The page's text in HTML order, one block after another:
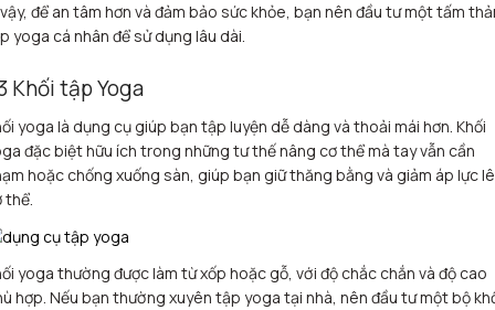
để an tâm hơn và đảm bảo sức khỏe, bạn nên đầu tư một tấm
yoga cá nhân để sử dụng lâu dài.
Khối tập Yoga
yoga là dụng cụ giúp bạn tập luyện dễ dàng và thoải mái hơn. Khối
đặc biệt hữu ích trong những tư thế nâng cơ thể mà tay vẫn cần
hoặc chống xuống sàn, giúp bạn giữ thăng bằng và giảm áp lực
thể.
yoga thường được làm từ xốp hoặc gỗ, với độ chắc chắn và độ cao
hợp. Nếu bạn thường xuyên tập yoga tại nhà, nên đầu tư một bộ